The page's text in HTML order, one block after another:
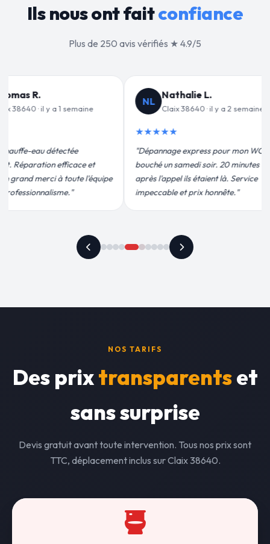
Ils nous ont faitconfiance
Plus de 250 avis vérifiés ★ 4.9/5
L.
· il y a 2 semaines
pour mon WC
soir. 20 minutes
étaient là. Service
prix honnête."
JF
Jean-François C.
Claix 38640 · il y a 3 semaines
★★★★★
"Remplacement de mon chauffe-eau en
moins de 2h. Équipe très pro, devis
conforme, chantier propre. Je
recommande vivement."
NOS TARIFS
Des prixtransparentset
sans surprise
Devis gratuit avant toute intervention. Tous nos prix sont
TTC, déplacement inclus sur Claix 38640.